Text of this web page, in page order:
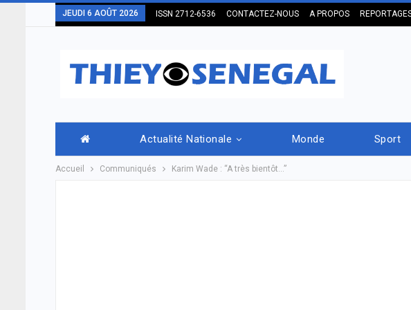
JEUDI 6 AOÛT 2026 ISSN 2712-6536 CONTACTEZ-NOUS A PROPOS
Actualité Nationale Monde Sport
Accueil Communiqués Karim Wade : “A très bientôt…”